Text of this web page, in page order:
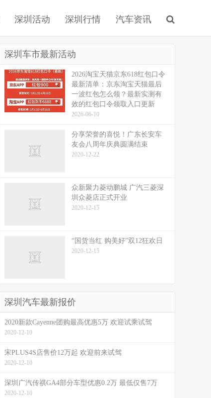
深圳活动 深圳行情 汽车资讯
深圳车市最新活动
2026淘宝天猫京东618红包口令
最新清单：京东淘宝天猫最后
一波红包怎么领？最新实测有
效的红包口令领取入口更新
2026-06-10
分享荣誉的喜悦！广东长安车
友会八周年庆典圆满结束
2020-12-22
众新聚力菱动鹏城 广汽三菱深
圳众菱店正式开业
2020-12-15
“国货当红 购美好”双12狂欢日
2020-12-15
深圳汽车最新报价
2020新款Cayenne团购最高优惠5万 欢迎试乘试驾
2020-12-10
宋PLUS4S店售价12万起 欢迎前来试驾
2020-12-10
深圳广汽传祺GA4部分车型优惠0.2万 最低仅售7万
2020-12-10